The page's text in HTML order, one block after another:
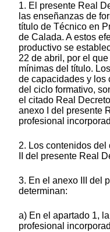
1. El presente Real
las enseñanzas de
título de Técnico en
de Calada. A estos
productivo se
22 de abril, por el
mínimas del título.
de capacidades y los
del ciclo formativo,
el citado Real
anexo I del presente
profesional
2. Los contenidos
II del presente Real
3. En el anexo III del
determinan:
a) En el apartado 1,
profesional